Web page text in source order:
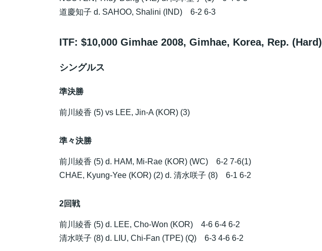
道慶知子 d. SAHOO, Shalini (IND) 6-2 6-3
ITF: $10,000 Gimhae 2008, Gimhae, Korea, Rep. (Hard)
シングルス
準決勝
前川綾香 (5) vs LEE, Jin-A (KOR) (3)
準々決勝
前川綾香 (5) d. HAM, Mi-Rae (KOR) (WC) 6-2 7-6(1)
CHAE, Kyung-Yee (KOR) (2) d. 清水咲子 (8) 6-1 6-2
2回戦
前川綾香 (5) d. LEE, Cho-Won (KOR) 4-6 6-4 6-2
清水咲子 (8) d. LIU, Chi-Fan (TPE) (Q) 6-3 4-6 6-2